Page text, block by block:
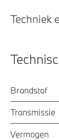
Techniek
Brandstof
Transmissie
Vermogen